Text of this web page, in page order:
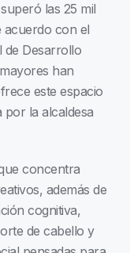
las 25 mil
acuerdo con el
de Desarrollo
han
este espacio
por la alcaldesa
concentra
además de
cognitiva,
de cabello y